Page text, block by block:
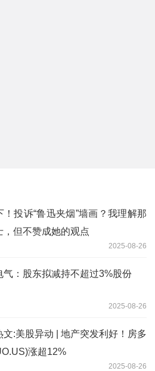
！投诉“鲁迅夹烟”墙画？我理解那
，但不赞成她的观点
2025-08-26
气：股东拟减持不超过3%股份
2025-08-26
文:美股异动 | 地产突发利好！房多
涨超12%
2025-08-26